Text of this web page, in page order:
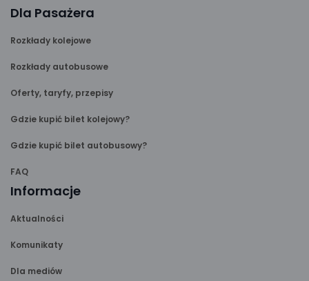
Dla Pasażera
Rozkłady kolejowe
Rozkłady autobusowe
Oferty, taryfy, przepisy
Gdzie kupić bilet kolejowy?
Gdzie kupić bilet autobusowy?
FAQ
Informacje
Aktualności
Komunikaty
Dla mediów